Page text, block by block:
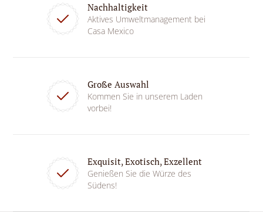
Nachhaltigkeit
Aktives Umweltmanagement bei
Casa Mexico
Große Auswahl
Kommen Sie in unserem Laden
vorbei!
Exquisit, Exotisch, Exzellent
Genießen Sie die Würze des
Südens!